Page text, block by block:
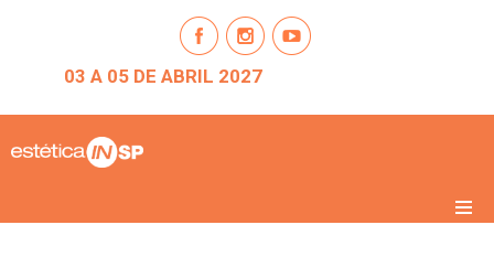
03 A 05 DE ABRIL 2027